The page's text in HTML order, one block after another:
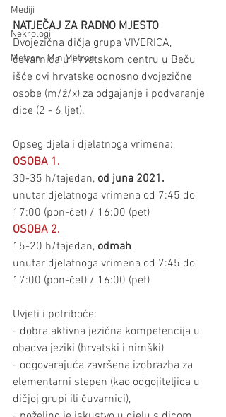
Mediji
Nekrologi
Metron i MiniMetron
NATJEČAJ ZA RADNO MJESTO
Dvojezična dičja grupa VIVERICA,
čuvarnica u Hrvatskom centru u Beču
išće dvi hrvatske odnosno dvojezične
osobe (m/ž/x) za odgajanje i podvaranje
dice (2 - 6 ljet).
Opseg djela i djelatnoga vrimena:
OSOBA 1.
30-35 h/tajedan, od juna 2021.
unutar djelatnoga vrimena od 7:45 do
17:00 (pon-čet) / 16:00 (pet)
OSOBA 2.
15-20 h/tajedan, odmah
unutar djelatnoga vrimena od 7:45 do
17:00 (pon-čet) / 16:00 (pet)
Uvjeti i potriboće:
- dobra aktivna jezična kompetencija u
obadva jeziki (hrvatski i nimški)
- odgovarajuća završena izobrazba za
elementarni stepen (kao odgojiteljica u
dičjoj grupi ili čuvarnici),